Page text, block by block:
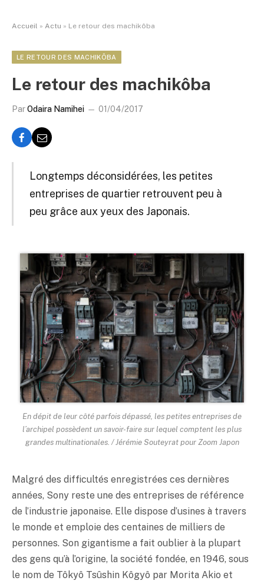
Accueil » Actu » Le retour des machikôba
LE RETOUR DES MACHIKÔBA
Le retour des machikôba
ParOdaira Namihei 01/04/2017
Longtemps déconsidérées, les petites
entreprises de quartier retrouvent peu à
peu grâce aux yeux des Japonais.
En dépit de leur côté parfois dépassé, les petites entreprises de
l’archipel possèdent un savoir-faire sur lequel comptent les plus
grandes multinationales. / Jérémie Souteyrat pour Zoom Japon
Malgré des difficultés enregistrées ces dernières
années, Sony reste une des entreprises de référence
de l’industrie japonaise. Elle dispose d’usines à travers
le monde et emploie des centaines de milliers de
personnes. Son gigantisme a fait oublier à la plupart
des gens qu’à l’origine, la société fondée, en 1946, sous
le nom de Tôkyô Tsûshin Kôgyô par Morita Akio et